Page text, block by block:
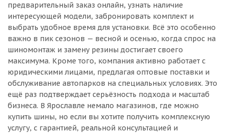
предварительный заказ онлайн, узнать наличие
интересующей модели, забронировать комплект и
выбрать удобное время для установки. Всё это особенно
важно в пик сезонов — весной и осенью, когда спрос на
шиномонтаж и замену резины достигает своего
максимума. Кроме того, компания активно работает с
юридическими лицами, предлагая оптовые поставки и
обслуживание автопарков на специальных условиях. Это
ещё раз подтверждает серьёзность подхода и масштаб
бизнеса. В Ярославле немало магазинов, где можно
купить шины, но если вы хотите получить комплексную
услугу, с гарантией, реальной консультацией и